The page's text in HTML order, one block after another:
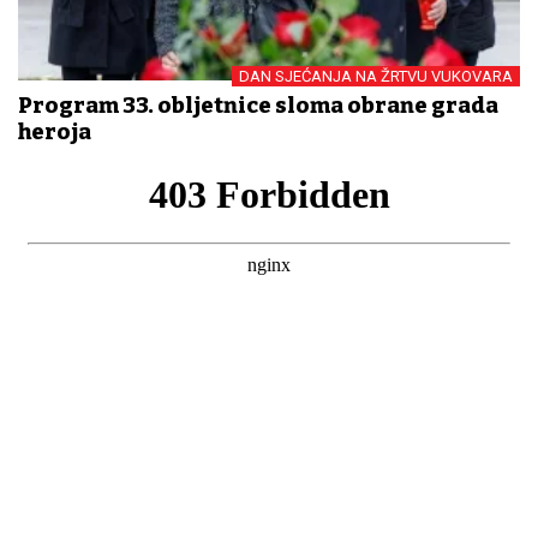
DAN SJEĆANJA NA ŽRTVU VUKOVARA
Program 33. obljetnice sloma obrane grada
heroja